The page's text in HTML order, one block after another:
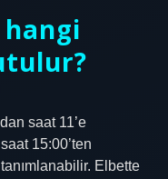
hangi
saat 11’e
15:00’ten
Elbette